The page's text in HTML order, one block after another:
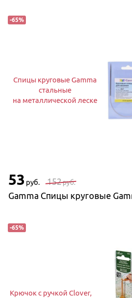
-65%
Спицы круговые Gamma
стальные
на металлической леске
53 руб. 152руб.
-65%
Крючок с ручкой Clover,